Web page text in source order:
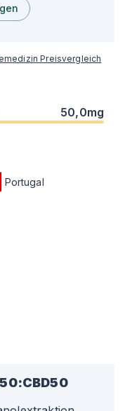
Preisvergleich
50,0mg
Portugal